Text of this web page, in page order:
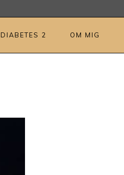
DIABETES 2 OM MIG